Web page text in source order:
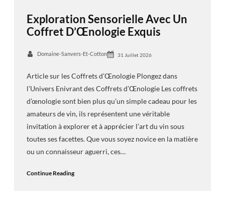
Exploration Sensorielle Avec Un
Coffret D’Œnologie Exquis
Domaine-Sanvers-Et-Cotton 31 Juillet 2026
Article sur les Coffrets d’Œnologie Plongez dans
l’Univers Enivrant des Coffrets d’Œnologie Les coffrets
d’œnologie sont bien plus qu’un simple cadeau pour les
amateurs de vin, ils représentent une véritable
invitation à explorer et à apprécier l’art du vin sous
toutes ses facettes. Que vous soyez novice en la matière
ou un connaisseur aguerri, ces…
Continue Reading